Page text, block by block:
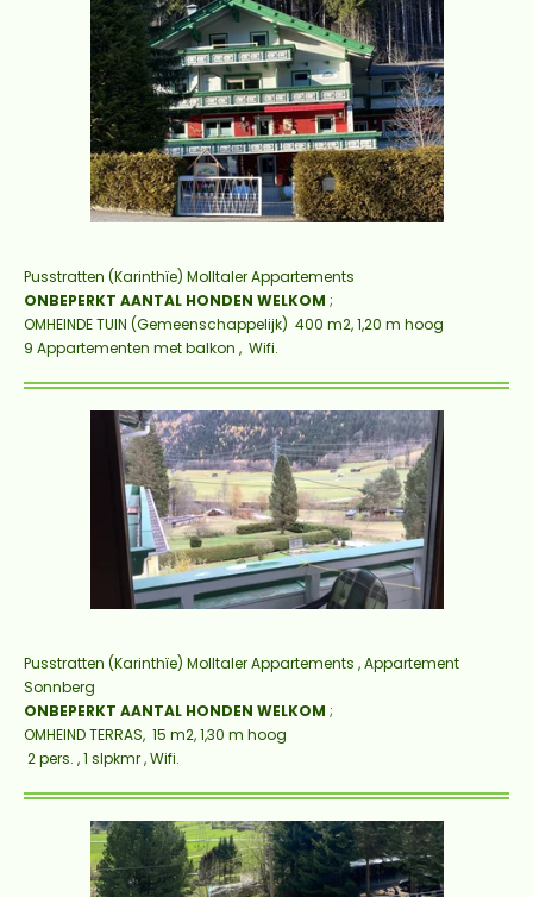
Pusstratten (Karinthïe) Molltaler Appartements
ONBEPERKT AANTAL HONDEN WELKOM ;
OMHEINDE TUIN (Gemeenschappelijk) 400 m2, 1,20 m hoog
9 Appartementen met balkon , Wifi.
Pusstratten (Karinthïe) Molltaler Appartements , Appartement
Sonnberg
ONBEPERKT AANTAL HONDEN WELKOM ;
OMHEIND TERRAS, 15 m2, 1,30 m hoog
2 pers. , 1 slpkmr , Wifi.